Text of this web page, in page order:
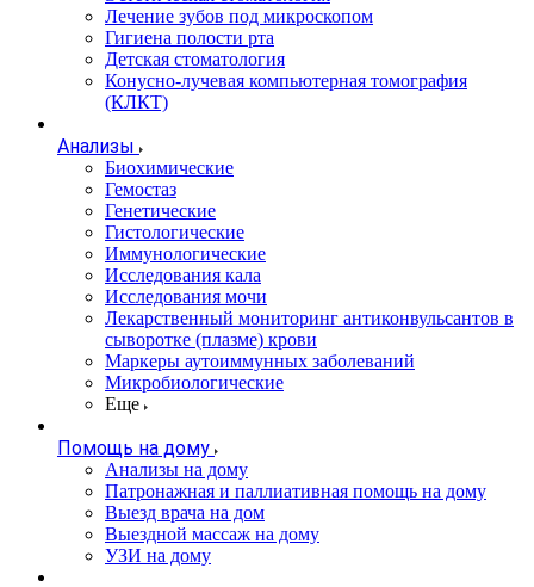
Лечение зубов под микроскопом
Гигиена полости рта
Детская стоматология
Конусно-лучевая компьютерная томография
(КЛКТ)
Анализы
Биохимические
Гемостаз
Генетические
Гистологические
Иммунологические
Исследования кала
Исследования мочи
Лекарственный мониторинг антиконвульсантов в
сыворотке (плазме) крови
Маркеры аутоиммунных заболеваний
Микробиологические
Еще
Помощь на дому
Анализы на дому
Патронажная и паллиативная помощь на дому
Выезд врача на дом
Выездной массаж на дому
УЗИ на дому